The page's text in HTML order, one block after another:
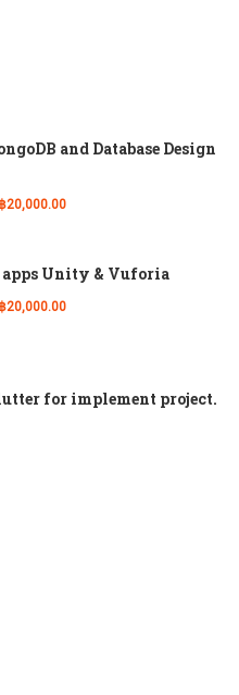
and Database Design
฿20,000.00
apps Unity & Vuforia
฿20,000.00
for implement project.